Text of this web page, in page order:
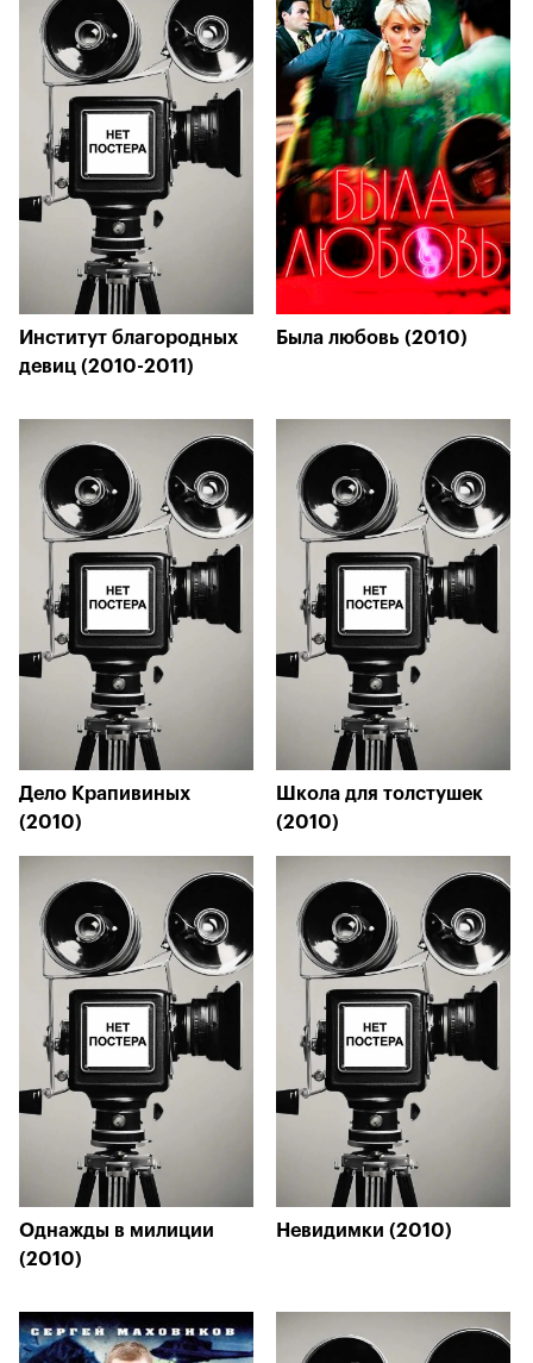
Институт благородных
девиц (2010-2011)
Была любовь (2010)
Дело Крапивиных
(2010)
Школа для толстушек
(2010)
Однажды в милиции
(2010)
Невидимки (2010)